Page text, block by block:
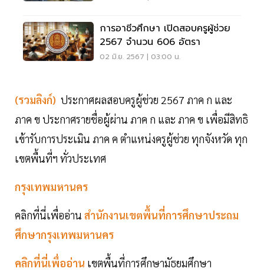
การอาชีวศึกษา เปิดสอบครูผู้ช่วย
2567 จำนวน 606 อัตรา
02 มิ.ย. 2567 | 03:00 น.
(รวมลิงก์) ประกาศผลสอบครูผู้ช่วย 2567 ภาค ก และ
ภาค ข ประกาศรายชื่อผู้ผ่าน ภาค ก และ ภาค ข เพื่อมีสิทธิ
เข้ารับการประเมิน ภาค ค ตำแหน่งครูผู้ช่วย ทุกจังหวัด ทุก
เขตพื้นที่ฯ ทั่วประเทศ
กรุงเทพมหานคร
คลิกที่นี่เพื่ออ่าน สำนักงานเขตพื้นที่การศึกษาประถม
ศึกษากรุงเทพมหานคร
คลิกที่นี่เพื่ออ่าน เขตพื้นที่การศึกษามัธยมศึกษา